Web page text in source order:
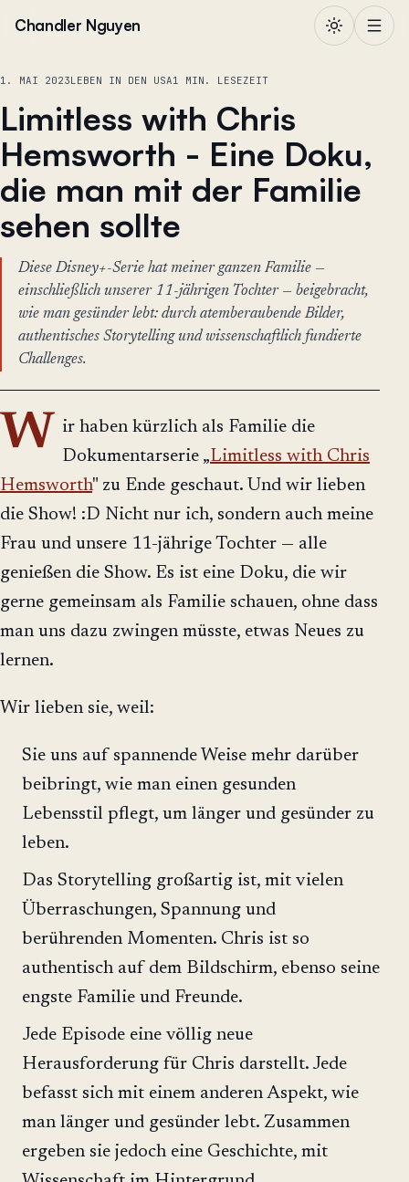
Chandler Nguyen
1. MAI 2023LEBEN IN DEN USA1 MIN. LESEZEIT
Limitless with Chris
Hemsworth - Eine Doku,
die man mit der Familie
sehen sollte
Diese Disney+-Serie hat meiner ganzen Familie —
einschließlich unserer 11-jährigen Tochter — beigebracht,
wie man gesünder lebt: durch atemberaubende Bilder,
authentisches Storytelling und wissenschaftlich fundierte
Challenges.
W
ir haben kürzlich als Familie die
Dokumentarserie „Limitless with Chris
Hemsworth" zu Ende geschaut. Und wir lieben
die Show! :D Nicht nur ich, sondern auch meine
Frau und unsere 11-jährige Tochter — alle
genießen die Show. Es ist eine Doku, die wir
gerne gemeinsam als Familie schauen, ohne dass
man uns dazu zwingen müsste, etwas Neues zu
lernen.
Wir lieben sie, weil:
Sie uns auf spannende Weise mehr darüber
beibringt, wie man einen gesunden
Lebensstil pflegt, um länger und gesünder zu
leben.
Das Storytelling großartig ist, mit vielen
Überraschungen, Spannung und
berührenden Momenten. Chris ist so
authentisch auf dem Bildschirm, ebenso seine
engste Familie und Freunde.
Jede Episode eine völlig neue
Herausforderung für Chris darstellt. Jede
befasst sich mit einem anderen Aspekt, wie
man länger und gesünder lebt. Zusammen
ergeben sie jedoch eine Geschichte, mit